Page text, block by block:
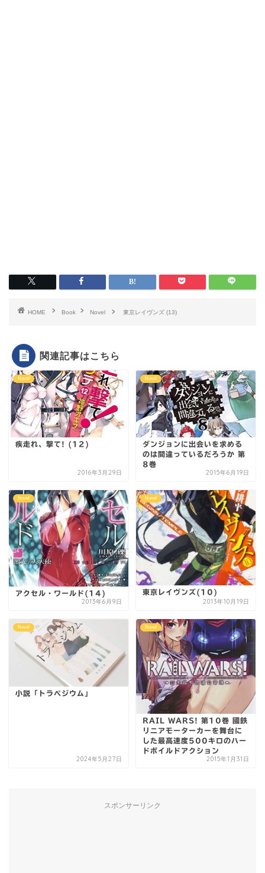
HOME Book Novel 東京レイヴンズ (13)
関連記事はこちら
Novel
疾走れ、撃て! (12)
2016年3月29日
Novel
ダンジョンに出会いを求める
のは間違っているだろうか 第
8巻
2015年6月19日
Novel
アクセル・ワールド(14)
2013年6月9日
Novel
東京レイヴンズ(10)
2013年10月19日
Novel
小説「トラペジウム」
2024年5月27日
Novel
RAIL WARS! 第10巻 國鉄
リニアモーターカーを舞台に
した最高速度500キロのハー
ドボイルドアクション
2015年1月31日
スポンサーリンク